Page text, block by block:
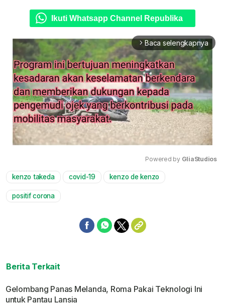
Ikuti Whatsapp Channel Republika
arrow_forward_ios Baca selengkapnya
Powered by GliaStudios
kenzo takeda covid-19 kenzo de kenzo
positif corona
Berita Terkait
Gelombang Panas Melanda, Roma Pakai Teknologi Ini
untuk Pantau Lansia